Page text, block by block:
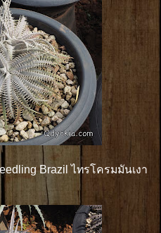
Brazil ไทรโครมมันเงา